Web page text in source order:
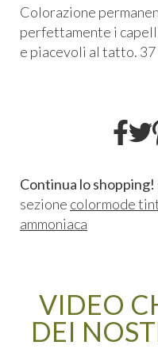
Colorazione
perfettamente i
e piacevoli al tatto.
Continua lo shopping!
sezione colormode
ammoniaca
VIDEO
DEI